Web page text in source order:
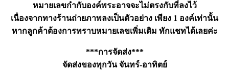
หมายเลขกำกับองค์พระอาจจะไม่ตรงกับที่ลงไว้
เนื่องจากทางร้านถ่ายภาพลงเป็นตัวอย่าง เพียง 1 องค์เท่านั้น
หากลูกค้าต้องการทราบหมายเลขเพิ่มเติม ทักแชทได้เลยค่ะ
***การจัดส่ง***
จัดส่งของทุกวัน จันทร์-อาทิตย์